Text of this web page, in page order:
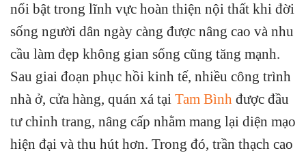
nổi bật trong lĩnh vực hoàn thiện nội thất khi đời
sống người dân ngày càng được nâng cao và nhu
cầu làm đẹp không gian sống cũng tăng mạnh.
Sau giai đoạn phục hồi kinh tế, nhiều công trình
nhà ở, cửa hàng, quán xá tại Tam Bình được đầu
tư chỉnh trang, nâng cấp nhằm mang lại diện mạo
hiện đại và thu hút hơn. Trong đó, trần thạch cao